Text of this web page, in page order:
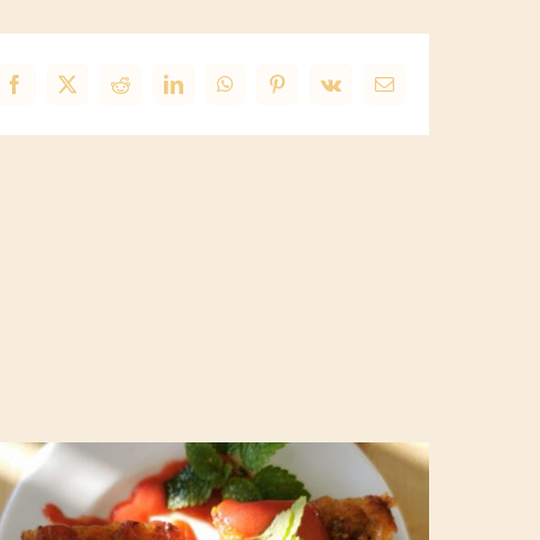
Facebook
X RedditLinkedInWhatsAppPinterest
Vk Email